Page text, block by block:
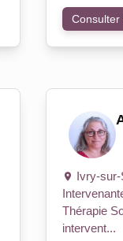
Consulter
Ivry-sur-
Thérapie
intervent...